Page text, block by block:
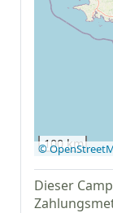
100 km
©
Dieser